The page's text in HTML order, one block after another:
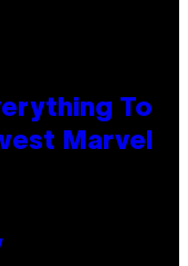
To
Marvel